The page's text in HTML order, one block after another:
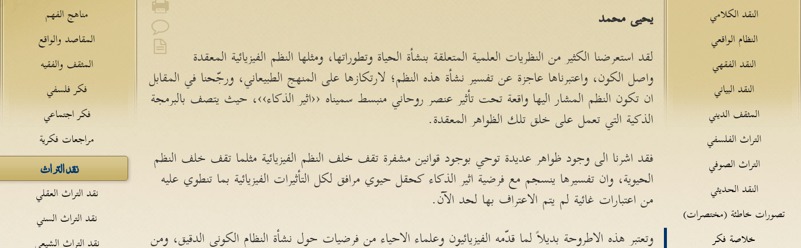
مناهج الفهم
المقاصد والواقع
المثقف والفقيه
فكر فلسفي
فكر اجتماعي
مراجعات فكرية
نقد التراث
نقد التراث العقلي
نقد التراث السني
نقد التراث الشيعي
يحيى محمد
لقد استعرضنا الكثير من النظريات العلمية المتعلقة بنشأة الحياة وتطوراتها، ومثلها النظم الفيزيائية المعقدة
واصل الكون، واعتبرناها عاجزة عن تفسير نشأة هذه النظم؛ لارتكازها على المنهج الطبيعاني، ورجّحنا في المقابل
ان تكون النظم المشار اليها واقعة تحت تأثير عنصر روحاني منبسط سميناه ‹‹اثير الذكاء››، حيث يتصف بالبرمجة
الذكية التي تعمل على خلق تلك الظواهر المعقدة.
فقد اشرنا الى وجود ظواهر عديدة توحي بوجود قوانين مشفرة تقف خلف النظم الفيزيائية مثلما تقف خلف النظم
الحيوية، وان تفسيرها ينسجم مع فرضية اثير الذكاء كحقل حيوي مرافق لكل التأثيرات الفيزيائية بما تنطوي عليه
من اعتبارات غائية لم يتم الاعتراف بها لحد الآن.
وتعتبر هذه الاطروحة بديلاً لما قدّمه الفيزيائيون وعلماء الاحياء من فرضيات حول نشأة النظام الكوني الدقيق، ومن
النقد الكلامي
النظام الواقعي
النقد الفقهي
النقد البياني
المثقف الديني
التراث الفلسفي
التراث الصوفي
النقد الحديثي
تصورات خاطئة (مختصرات)
خلاصة فكر